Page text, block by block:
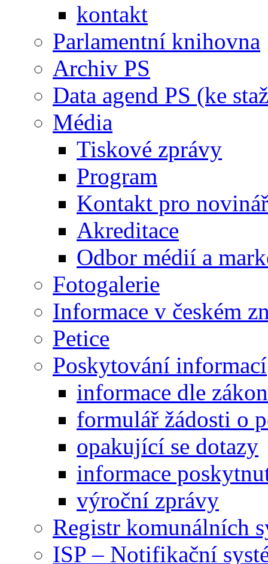
kontakt
Parlamentní knihovna
Archiv PS
Data agend PS (ke
Média
Tiskové zprávy
Program
Kontakt pro
Akreditace
Odbor médií a
Fotogalerie
Informace v českém
Petice
Poskytování informací
informace dle
formulář žádosti o
opakující se dotazy
informace
výroční zprávy
Registr komunálních
ISP – Notifikační